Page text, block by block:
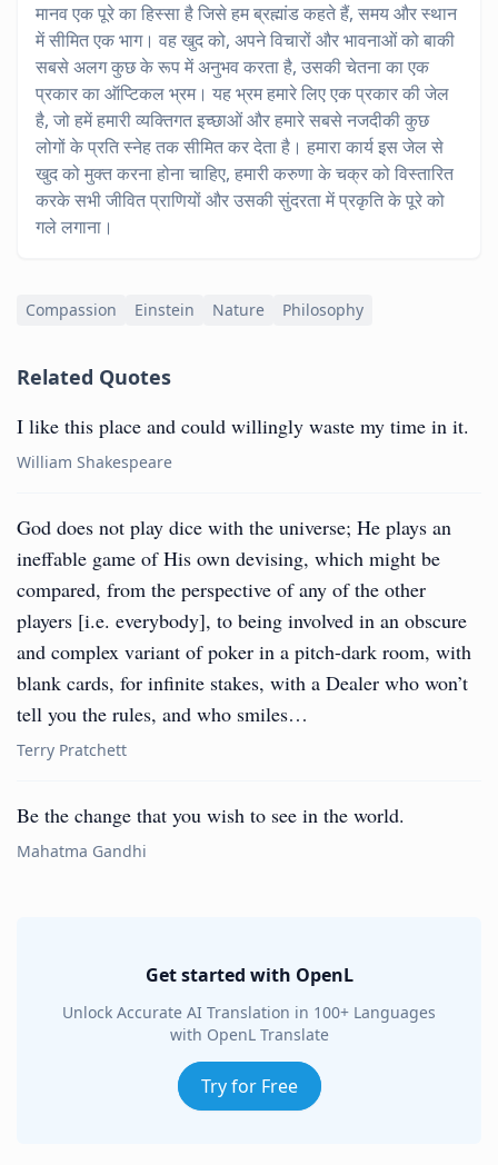
मानव एक पूरे का हिस्सा है जिसे हम ब्रह्मांड कहते हैं, समय और स्थान
में सीमित एक भाग। वह खुद को, अपने विचारों और भावनाओं को बाकी
सबसे अलग कुछ के रूप में अनुभव करता है, उसकी चेतना का एक
प्रकार का ऑप्टिकल भ्रम। यह भ्रम हमारे लिए एक प्रकार की जेल
है, जो हमें हमारी व्यक्तिगत इच्छाओं और हमारे सबसे नजदीकी कुछ
लोगों के प्रति स्नेह तक सीमित कर देता है। हमारा कार्य इस जेल से
खुद को मुक्त करना होना चाहिए, हमारी करुणा के चक्र को विस्तारित
करके सभी जीवित प्राणियों और उसकी सुंदरता में प्रकृति के पूरे को
गले लगाना।
Compassion Einstein Nature Philosophy
Related Quotes
I like this place and could willingly waste my time in it.
William Shakespeare
God does not play dice with the universe; He plays an
ineffable game of His own devising, which might be
compared, from the perspective of any of the other
players [i.e. everybody], to being involved in an obscure
and complex variant of poker in a pitch-dark room, with
blank cards, for infinite stakes, with a Dealer who won’t
tell you the rules, and who smiles…
Terry Pratchett
Be the change that you wish to see in the world.
Mahatma Gandhi
Get started with OpenL
Unlock Accurate AI Translation in 100+ Languages
with OpenL Translate
Try for Free